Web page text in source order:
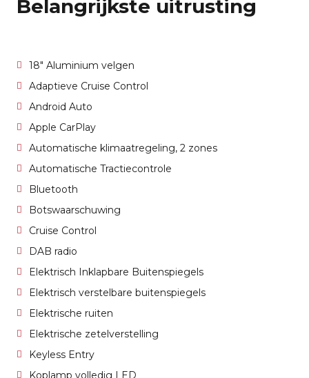
Belangrijkste uitrusting
18" Aluminium velgen
Adaptieve Cruise Control
Android Auto
Apple CarPlay
Automatische klimaatregeling, 2 zones
Automatische Tractiecontrole
Bluetooth
Botswaarschuwing
Cruise Control
DAB radio
Elektrisch Inklapbare Buitenspiegels
Elektrisch verstelbare buitenspiegels
Elektrische ruiten
Elektrische zetelverstelling
Keyless Entry
Koplamp volledig LED